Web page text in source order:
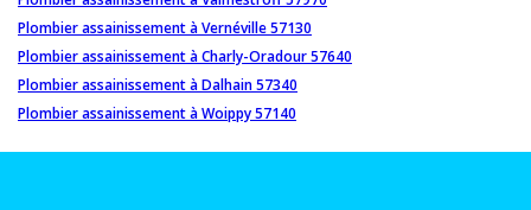
Plombier assainissement à Vernéville 57130
Plombier assainissement à Charly-Oradour 57640
Plombier assainissement à Dalhain 57340
Plombier assainissement à Woippy 57140